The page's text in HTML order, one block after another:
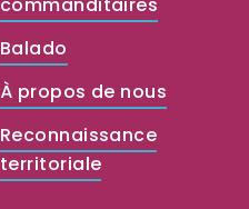
Balado
À propos de nous
Reconnaissance
territoriale